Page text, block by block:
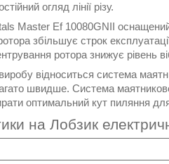
огляд лінії різу.
Master Ef 10080GNII
збільшує строк
ротора знижує рівень
відноситься система
швидше. Система
оптимальний кут пиляння
на Лобзик